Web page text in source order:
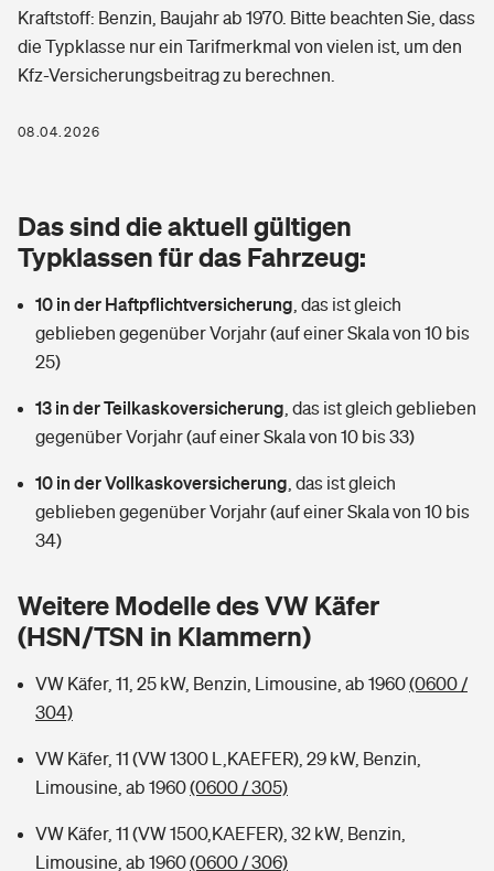
Arbeitsrechtsschutz
Berufshaftpflichtversicherung
Zur Übersicht
Tools
Wer versichert was: Jetzt Versicherer finden
Sie haben Fragen?
Elementarversicherung
Glasversicherung
Mietkautionsversicherung
Restkreditversicherung
Tools
Hochwasser-Check: Wie gefährdet ist Ihr Haus?
Sie haben Fragen?
Pri­vate Haft­pflicht­
Kinderunfall­ver­si­che­rung
Kinderinvalidität
Hundehalter-Haftpflicht
Handyversicherung
Private Cyberversicherung
Zur Übersicht
Gesundheit
Private Krankenversicherung
Dread-Disease-Versicherung
Tierkrankenversicherung
Zur Übersicht
Tools
Wer versichert was: Jetzt Versicherer finden
Rentenrechner: Wie viel Geld bekomme ich im Alter?
Kraftstoff: Benzin, Baujahr ab 1970. Bitte beachten Sie, dass
die Typklasse nur ein Tarifmerkmal von vielen ist, um den
Kfz-Versicherungsbeitrag zu berechnen.
08.04.2026
Das sind die aktuell gültigen
Typklassen für das Fahrzeug:
10 in der Haftpflichtversicherung das ist gleich
geblieben gegenüber Vorjahr (auf einer Skala von 10 bis
25)
13 in der Teilkaskoversicherung das ist gleich geblieben
gegenüber Vorjahr (auf einer Skala von 10 bis 33)
10 in der Vollkaskoversicherung das ist gleich
geblieben gegenüber Vorjahr (auf einer Skala von 10 bis
34)
Weitere Modelle des VW Käfer
(HSN/TSN in Klammern)
VW Käfer, 11, 25 kW, Benzin, Limousine, ab 1960(0600 /
304)
VW Käfer, 11 (VW 1300 L,KAEFER), 29 kW, Benzin,
Limousine, ab 1960(0600 / 305)
VW Käfer, 11 (VW 1500,KAEFER), 32 kW, Benzin,
Limousine, ab 1960(0600 / 306)